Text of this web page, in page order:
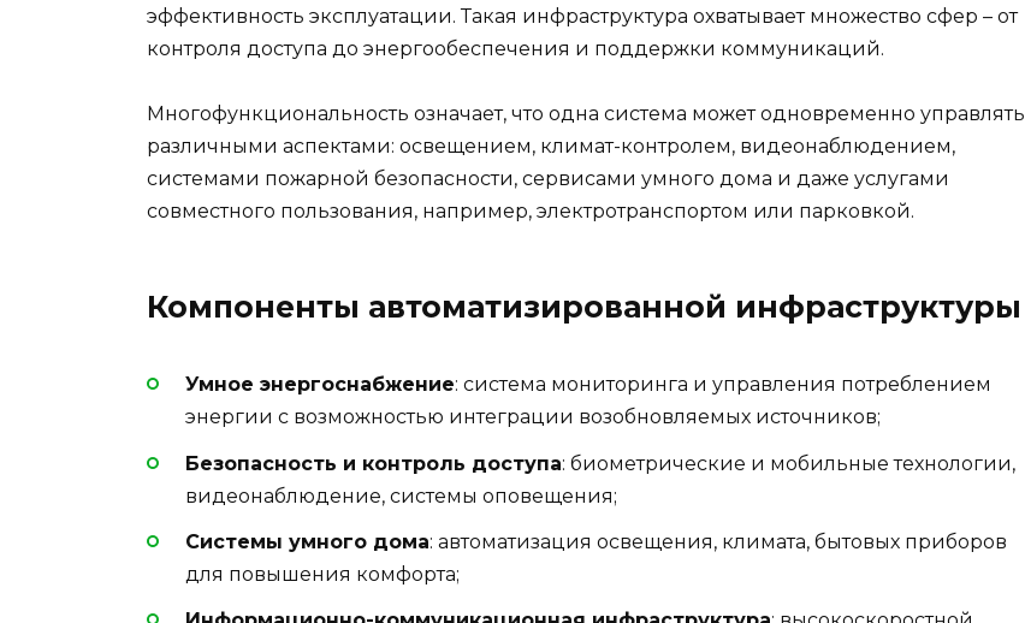
эффективность эксплуатации. Такая инфраструктура охватывает множество сфер – от
контроля доступа до энергообеспечения и поддержки коммуникаций.
Многофункциональность означает, что одна система может одновременно управлять
различными аспектами: освещением, климат-контролем, видеонаблюдением,
системами пожарной безопасности, сервисами умного дома и даже услугами
совместного пользования, например, электротранспортом или парковкой.
Компоненты автоматизированной инфраструктуры
Умное энергоснабжение: система мониторинга и управления потреблением
энергии с возможностью интеграции возобновляемых источников;
Безопасность и контроль доступа: биометрические и мобильные технологии,
видеонаблюдение, системы оповещения;
Системы умного дома: автоматизация освещения, климата, бытовых приборов
для повышения комфорта;